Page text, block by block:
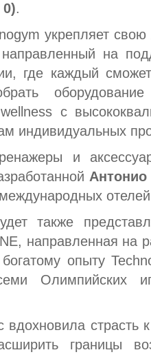
0).
укрепляет
на
где каждый
wellness с
индивидуальных
и
Антонио
также
направленная на
опыту
Олимпийских
вдохновила страсть
границы